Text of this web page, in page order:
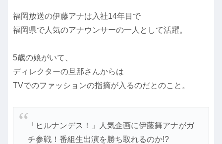
福岡放送の伊藤アナは入社14年目で
福岡県で人気のアナウンサーの一人として活躍。
5歳の娘がいて、
ディレクターの旦那さんからは
TVでのファッションの指摘が入るのだとのこと。
「ヒルナンデス！」人気企画に伊藤舞アナがガ
チ参戦！番組生出演を勝ち取れるのか!?